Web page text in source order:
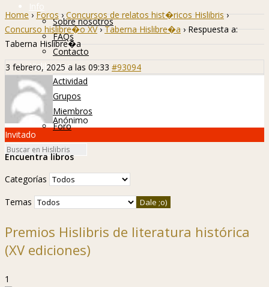
Info
Sobre nosotros
FAQs
Contacto
Hislibreños
Actividad
Grupos
Miembros
Foro
Home › Foros › Concursos de relatos hist�ricos Hislibris ›
Concurso hislibre�o XV › Taberna Hislibre�a › Respuesta a:
Taberna Hislibre�a
3 febrero, 2025 a las 09:33 #93094
Anónimo
Invitado
Encuentra libros
Categorías
Temas
Premios Hislibris de literatura histórica
(XV ediciones)
1